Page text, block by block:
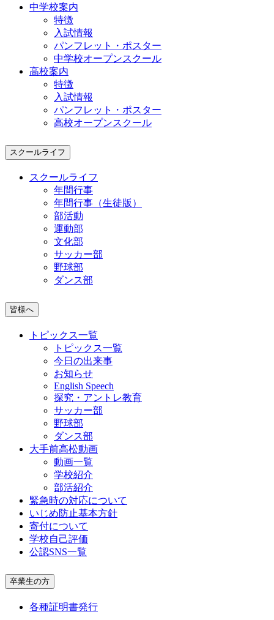
中学校案内
特徴
入試情報
パンフレット・ポスター
中学校オープンスクール
高校案内
特徴
入試情報
パンフレット・ポスター
高校オープンスクール
スクールライフ
スクールライフ
年間行事
年間行事（生徒版）
部活動
運動部
文化部
サッカー部
野球部
ダンス部
皆様へ
トピックス一覧
トピックス一覧
今日の出来事
お知らせ
English Speech
探究・アントレ教育
サッカー部
野球部
ダンス部
大手前高松動画
動画一覧
学校紹介
部活紹介
緊急時の対応について
いじめ防止基本方針
寄付について
学校自己評価
公認SNS一覧
卒業生の方
各種証明書発行